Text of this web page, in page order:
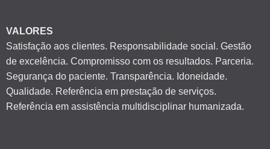
VALORES
Satisfação aos clientes. Responsabilidade social. Gestão
de excelência. Compromisso com os resultados. Parceria.
Segurança do paciente. Transparência. Idoneidade.
Qualidade. Referência em prestação de serviços.
Referência em assistência multidisciplinar humanizada.